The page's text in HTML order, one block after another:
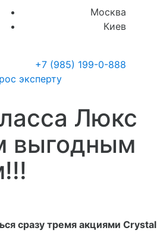
Москва
Киев
+7 (985) 199-0-888
эксперту
Люкс
выгодным
сразу тремя акциями Crystal